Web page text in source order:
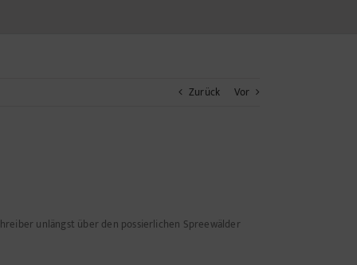
Zurück Vor
unlängst über den possierlichen Spreewälder